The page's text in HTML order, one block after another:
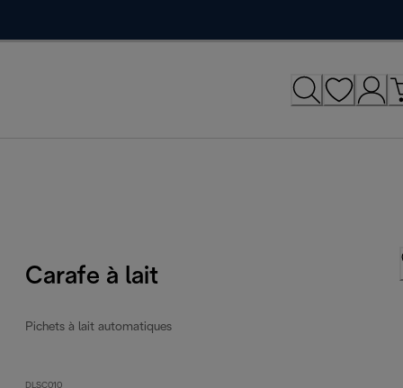
Carafe à lait
Pichets à lait automatiques
DLSC010